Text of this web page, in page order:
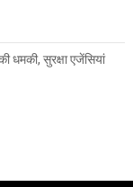
धमकी, सुरक्षा एजेंसियां